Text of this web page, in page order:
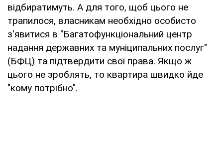
відбиратимуть. А для того, щоб цього не
трапилося, власникам необхідно особисто
з'явитися в "Багатофункціональний центр
надання державних та муніципальних послуг"
(БФЦ) та підтвердити свої права. Якщо ж
цього не зроблять, то квартира швидко йде
"кому потрібно".